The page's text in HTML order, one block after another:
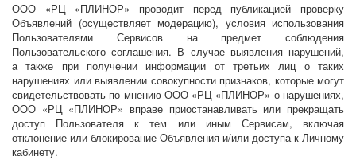
ООО «РЦ «ПЛИНОР» проводит перед публикацией проверку
Объявлений (осуществляет модерацию), условия использования
Пользователями Сервисов на предмет соблюдения
Пользовательского соглашения. В случае выявления нарушений,
а также при получении информации от третьих лиц о таких
нарушениях или выявлении совокупности признаков, которые могут
свидетельствовать по мнению ООО «РЦ «ПЛИНОР» о нарушениях,
ООО «РЦ «ПЛИНОР» вправе приостанавливать или прекращать
доступ Пользователя к тем или иным Сервисам, включая
отклонение или блокирование Объявления и/или доступа к Личному
кабинету.